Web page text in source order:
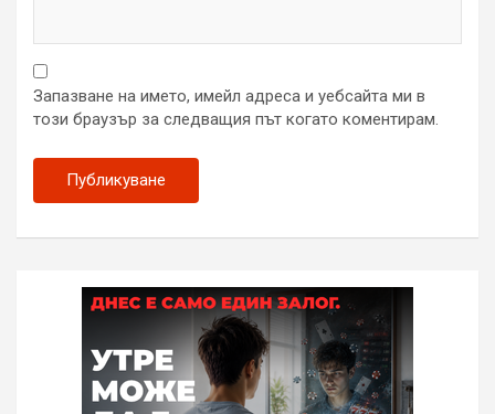
Запазване на името, имейл адреса и уебсайта ми в
този браузър за следващия път когато коментирам.